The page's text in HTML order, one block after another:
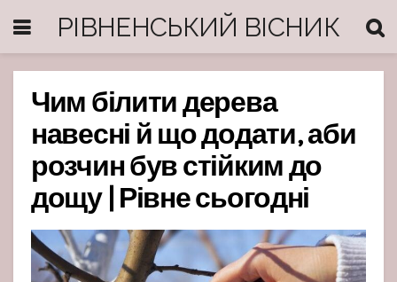
РІВНЕНСЬКИЙ ВІСНИК
Чим білити дерева
навесні й що додати, аби
розчин був стійким до
дощу | Рівне сьогодні